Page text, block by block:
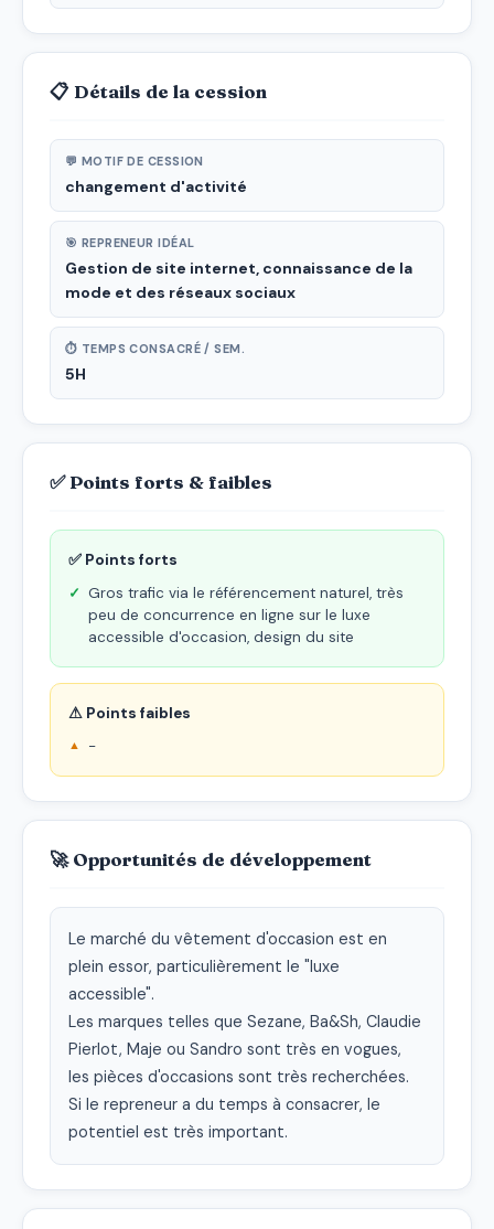
📋 Détails de la cession
💬 MOTIF DE CESSION
changement d'activité
🎯 REPRENEUR IDÉAL
Gestion de site internet, connaissance de la
mode et des réseaux sociaux
⏱ TEMPS CONSACRÉ / SEM.
5H
✅ Points forts & faibles
✅ Points forts
Gros trafic via le référencement naturel, très
peu de concurrence en ligne sur le luxe
accessible d'occasion, design du site
⚠ Points faibles
-
🚀 Opportunités de développement
Le marché du vêtement d'occasion est en
plein essor, particulièrement le "luxe
accessible".
Les marques telles que Sezane, Ba&Sh, Claudie
Pierlot, Maje ou Sandro sont très en vogues,
les pièces d'occasions sont très recherchées.
Si le repreneur a du temps à consacrer, le
potentiel est très important.